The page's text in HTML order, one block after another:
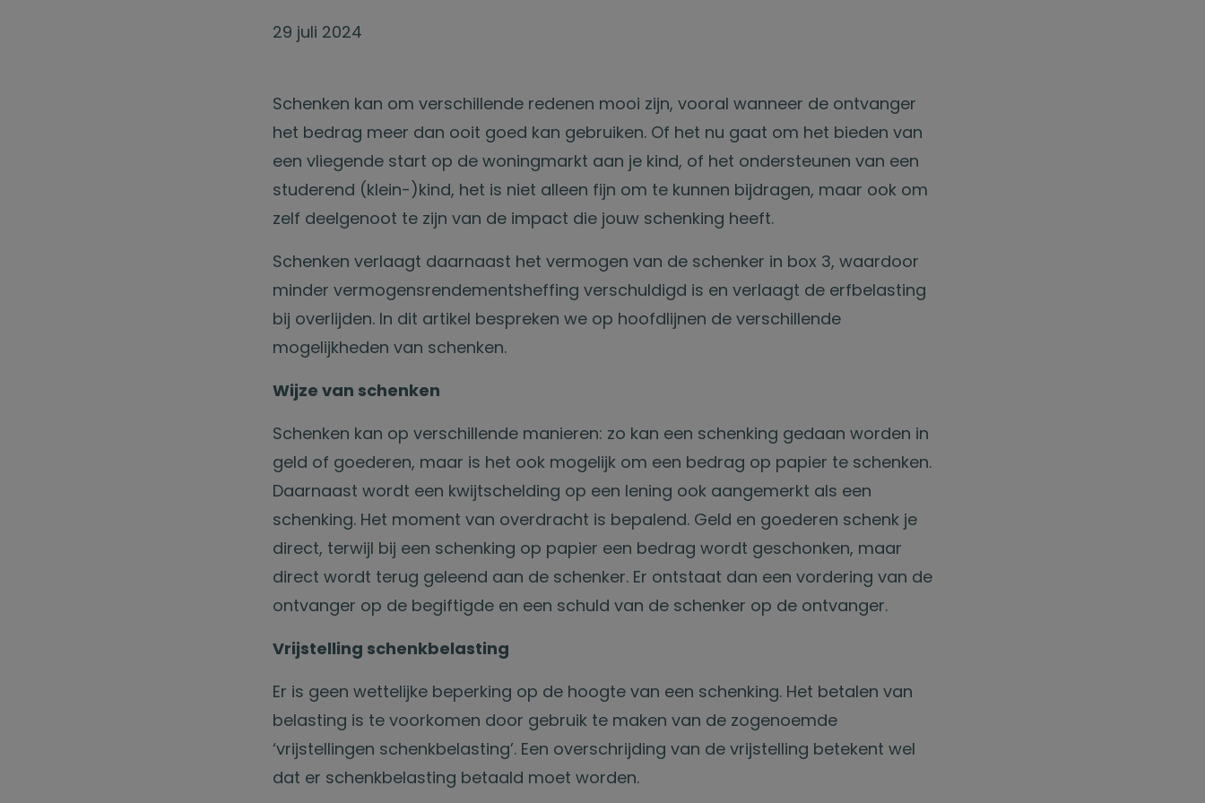
29 juli 2024
Schenken kan om verschillende redenen mooi zijn, vooral wanneer de ontvanger
het bedrag meer dan ooit goed kan gebruiken. Of het nu gaat om het bieden van
een vliegende start op de woningmarkt aan je kind, of het ondersteunen van een
studerend (klein-)kind, het is niet alleen fijn om te kunnen bijdragen, maar ook om
zelf deelgenoot te zijn van de impact die jouw schenking heeft.
Schenken verlaagt daarnaast het vermogen van de schenker in box 3, waardoor
minder vermogensrendementsheffing verschuldigd is en verlaagt de erfbelasting
bij overlijden. In dit artikel bespreken we op hoofdlijnen de verschillende
mogelijkheden van schenken.
Wijze van schenken
Schenken kan op verschillende manieren: zo kan een schenking gedaan worden in
geld of goederen, maar is het ook mogelijk om een bedrag op papier te schenken.
Daarnaast wordt een kwijtschelding op een lening ook aangemerkt als een
schenking. Het moment van overdracht is bepalend. Geld en goederen schenk je
direct, terwijl bij een schenking op papier een bedrag wordt geschonken, maar
direct wordt terug geleend aan de schenker. Er ontstaat dan een vordering van de
ontvanger op de begiftigde en een schuld van de schenker op de ontvanger.
Vrijstelling schenkbelasting
Er is geen wettelijke beperking op de hoogte van een schenking. Het betalen van
belasting is te voorkomen door gebruik te maken van de zogenoemde
‘vrijstellingen schenkbelasting’. Een overschrijding van de vrijstelling betekent wel
dat er schenkbelasting betaald moet worden.